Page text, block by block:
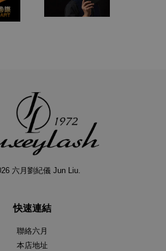
六月劉紀儀 Jun Liu.
快速連結
聯絡六月
本店地址